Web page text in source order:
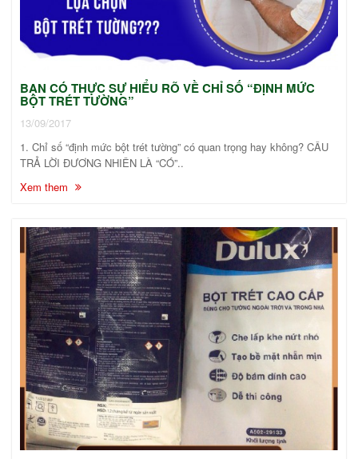
BẠN CÓ THỰC SỰ HIỂU RÕ VỀ CHỈ SỐ “ĐỊNH MỨC
BỘT TRÉT TƯỜNG”
13/09/2017
1. Chỉ số “định mức bột trét tường” có quan trọng hay không? CÂU
TRẢ LỜI ĐƯƠNG NHIÊN LÀ “CÓ”..
Xem them